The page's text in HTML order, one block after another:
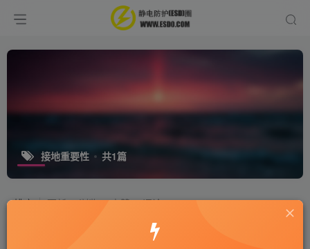
接地重要性 共1篇
排序 更新 浏览 点赞 评论
接地的重要性，华润微电子厂火灾起